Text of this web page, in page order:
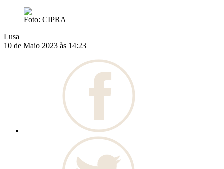
Foto: CIPRA
Lusa
10 de Maio 2023 às 14:23